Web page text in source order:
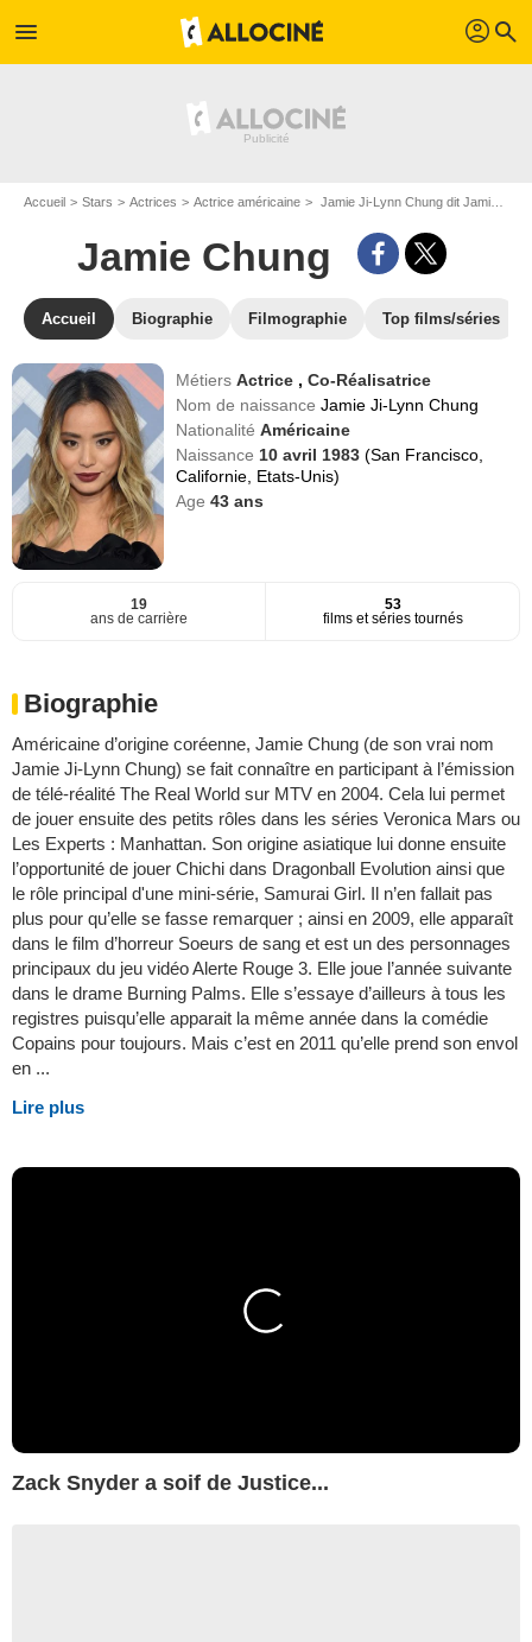
menu profil search
Accueil Stars Actrices Actrice américaine Jamie Ji-Lynn Chung dit Jamie Chung
Jamie Chung
Accueil Biographie Filmographie Top films/séries
MétiersActrice ,Co-Réalisatrice
Nom de naissanceJamie Ji-Lynn Chung
NationalitéAméricaine
Naissance 10 avril 1983(San Francisco,
Californie, Etats-Unis)
Age43 ans
19
ans de carrière
53
films et séries tournés
Biographie
Américaine d’origine coréenne, Jamie Chung (de son vrai nom
Jamie Ji-Lynn Chung) se fait connaître en participant à l’émission
de télé-réalité The Real World sur MTV en 2004. Cela lui permet
de jouer ensuite des petits rôles dans les séries Veronica Mars ou
Les Experts : Manhattan. Son origine asiatique lui donne ensuite
l’opportunité de jouer Chichi dans Dragonball Evolution ainsi que
le rôle principal d'une mini-série, Samurai Girl. Il n’en fallait pas
plus pour qu’elle se fasse remarquer ; ainsi en 2009, elle apparaît
dans le film d’horreur Soeurs de sang et est un des personnages
principaux du jeu vidéo Alerte Rouge 3. Elle joue l’année suivante
dans le drame Burning Palms. Elle s’essaye d’ailleurs à tous les
registres puisqu’elle apparait la même année dans la comédie
Copains pour toujours. Mais c’est en 2011 qu’elle prend son envol
en ...
Lire plus
Zack Snyder a soif de Justice...